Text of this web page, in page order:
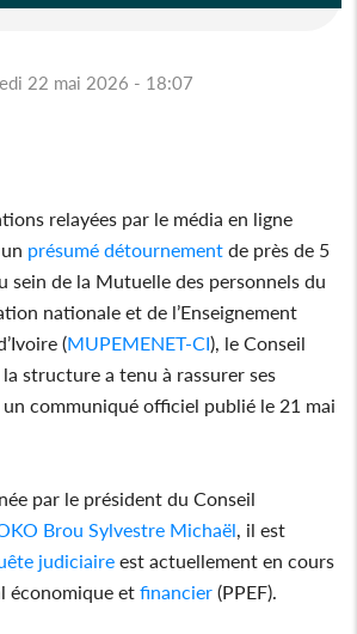
22 mai 2026 - 18:07
relayées par le média en ligne
présumé détournement de près de 5
sein de la Mutuelle des personnels du
nationale et de l’Enseignement
(MUPEMENET-CI), le Conseil
structure a tenu à rassurer ses
communiqué officiel publié le 21 mai
par le président du Conseil
Brou Sylvestre Michaël , il est
judiciaire est actuellement en cours
économique et financier (PPEF).